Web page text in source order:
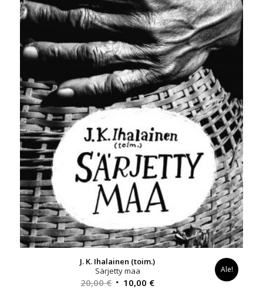
J. K. Ihalainen (toim.)
Särjetty maa
20,00€ Alkuperäinen
10,00 €Nykyinen
Ale!